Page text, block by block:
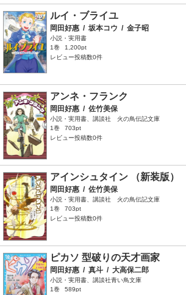
ルイ・ブライユ
岡田好惠 / 坂本コウ / 金子昭
小説・実用書
1巻
1,200pt
レビュー投稿数0件
アンネ・フランク
岡田好惠 / 佐竹美保
小説・実用書、講談社 火の鳥伝記文庫
1巻
703pt
レビュー投稿数0件
アインシュタイン （新装版）
岡田好惠 / 佐竹美保
小説・実用書、講談社 火の鳥伝記文庫
1巻
703pt
レビュー投稿数0件
ピカソ 型破りの天才画家
岡田好惠 / 真斗 / 大高保二郎
小説・実用書、講談社青い鳥文庫
1巻
589pt